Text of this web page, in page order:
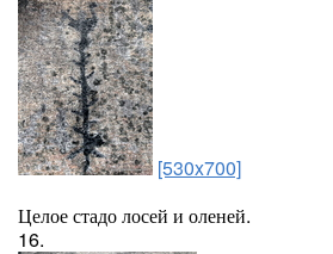
[530x700]
Целое стадо лосей и оленей.
16.